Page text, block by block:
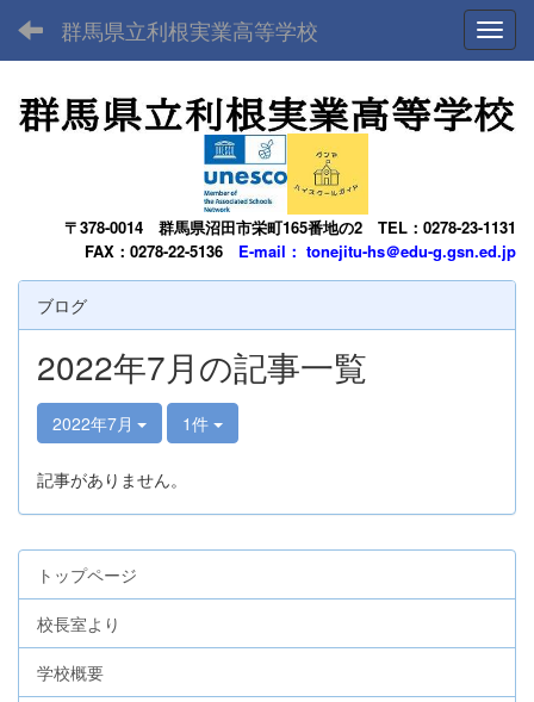
群馬県立利根実業高等学校
〒378-0014 群馬県沼田市栄町165番地の2 TEL：0278-23-1131
FAX：0278-22-5136 E-mail： tonejitu-hs＠edu-g.gsn.ed.jp
ブログ
2022年7月の記事一覧
2022年7月 1件
記事がありません。
トップページ
校長室より
学校概要